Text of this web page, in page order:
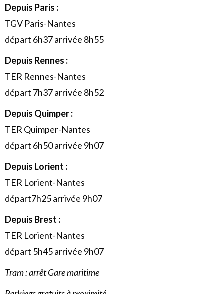
Depuis Paris :
TGV Paris-Nantes
départ 6h37 arrivée 8h55
Depuis Rennes :
TER Rennes-Nantes
départ 7h37 arrivée 8h52
Depuis Quimper :
TER Quimper-Nantes
départ 6h50 arrivée 9h07
Depuis Lorient :
TER Lorient-Nantes
départ7h25 arrivée 9h07
Depuis Brest :
TER Lorient-Nantes
départ 5h45 arrivée 9h07
Tram : arrêt Gare maritime